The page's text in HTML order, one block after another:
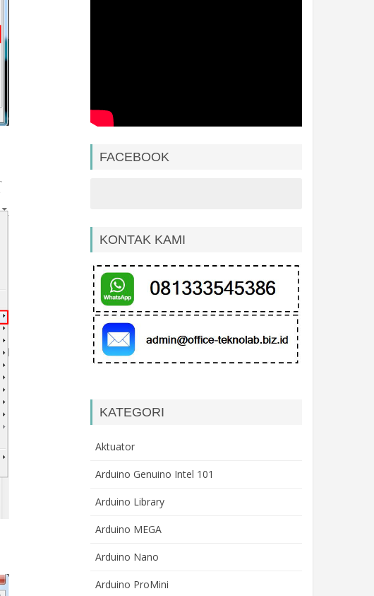
FACEBOOK
KONTAK KAMI
KATEGORI
Aktuator
Arduino Genuino Intel 101
Arduino Library
Arduino MEGA
Arduino Nano
Arduino ProMini